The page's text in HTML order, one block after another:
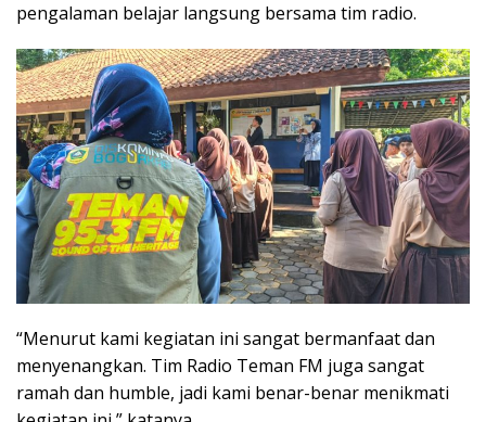
pengalaman belajar langsung bersama tim radio.
“Menurut kami kegiatan ini sangat bermanfaat dan
menyenangkan. Tim Radio Teman FM juga sangat
ramah dan humble, jadi kami benar-benar menikmati